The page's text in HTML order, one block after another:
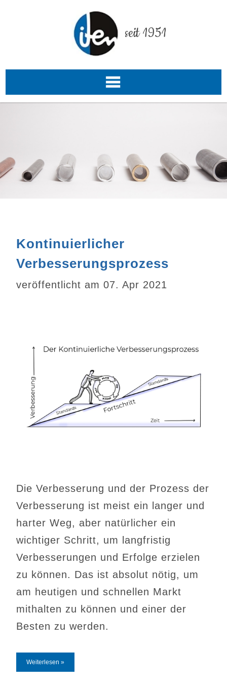
seit 1951
Kontinuierlicher
Verbesserungsprozess
veröffentlicht am 07. Apr 2021
Die Verbesserung und der Prozess der
Verbesserung ist meist ein langer und
harter Weg, aber natürlicher ein
wichtiger Schritt, um langfristig
Verbesserungen und Erfolge erzielen
zu können. Das ist absolut nötig, um
am heutigen und schnellen Markt
mithalten zu können und einer der
Besten zu werden.
Weiterlesen »